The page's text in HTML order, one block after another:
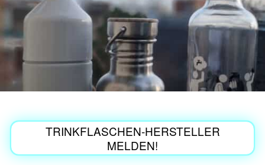
TRINKFLASCHEN-HERSTELLER
MELDEN!